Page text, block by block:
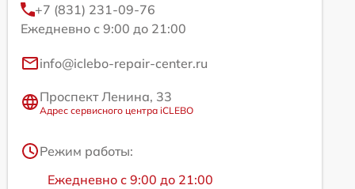
+7 (831) 231-09-76
Ежедневно с 9:00 до 21:00
info@iclebo-repair-center.ru
Проспект Ленина, 33
Адрес сервисного центра iCLEBO
Режим работы:
Ежедневно с 9:00 до 21:00